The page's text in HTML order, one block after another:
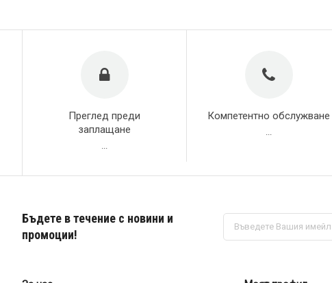
Преглед преди
заплащане
Компетентно обслужване
Бъдете в течение с новини и
промоции!
Абонирай
за